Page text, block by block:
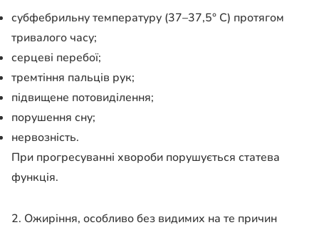
субфебрильну температуру (37–37,5° С) протягом
тривалого часу;
серцеві перебої;
тремтіння пальців рук;
підвищене потовиділення;
порушення сну;
нервозність.
При прогресуванні хвороби порушується статева
функція.
2. Ожиріння, особливо без видимих ​​на те причин